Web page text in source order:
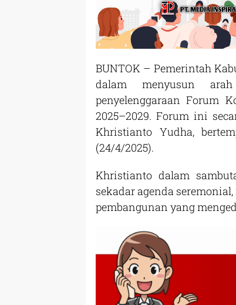
BUNTOK – Pemerintah
dalam menyusun
penyelenggaraan Forum
2025–2029. Forum ini
Khristianto Yudha,
(24/4/2025).
Khristianto dalam
sekadar agenda
pembangunan yang